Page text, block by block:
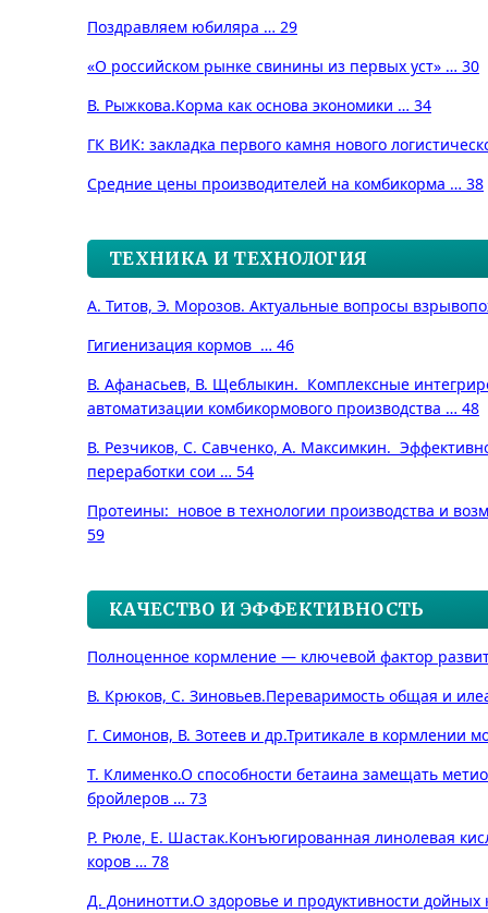
Поздравляем юбиляра … 29
«О российском рынке свинины из первых уст» … 30
В. Рыжкова.Корма как основа экономики … 34
ГК ВИК: закладка первого камня нового
Средние цены производителей на комбикорма … 38
ТЕХНИКА И ТЕХНОЛОГИЯ
А. Титов, Э. Морозов. Актуальные вопросы
Гигиенизация кормов … 46
В. Афанасьев, В. Щеблыкин. Комплексные
автоматизации комбикормового производства … 48
В. Резчиков, С. Савченко, А. Максимкин.
переработки сои … 54
Протеины: новое в технологии производства и
59
КАЧЕСТВО И ЭФФЕКТИВНОСТЬ
Полноценное кормление — ключевой фактор
В. Крюков, С. Зиновьев.Переваримость общая и
Г. Симонов, В. Зотеев и др.Тритикале в кормлении
Т. Клименко.О способности бетаина замещать
бройлеров … 73
Р. Рюле, Е. Шастак.Конъюгированная линолевая
коров … 78
Д. Донинотти.О здоровье и продуктивности